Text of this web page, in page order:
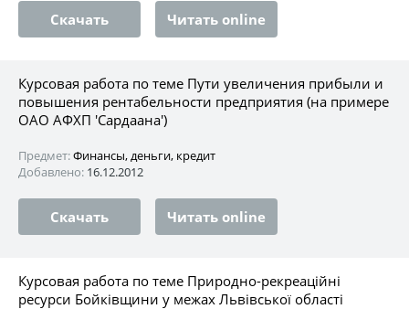
Скачать Читать online
Курсовая работа по теме Пути увеличения прибыли и
повышения рентабельности предприятия (на примере
ОАО АФХП 'Сардаана')
Предмет:Финансы, деньги, кредит
Добавлено: 16.12.2012
Скачать Читать online
Курсовая работа по теме Природно-рекреаційні
ресурси Бойківщини у межах Львівської області